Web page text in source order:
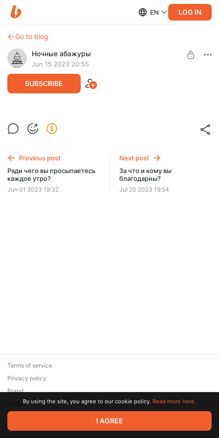
EN LOG IN
Go to blog
Ночные абажуры
Jun 15 2023 20:55
SUBSCRIBE
Каким вы видите своё будущее?
которые были отправлены через наш сайт.
SUBSCRIBE
Previous post
Ради чего вы просыпаетесь
каждое утро?
Jun 01 2023 19:32
Next post
За что и кому вы
благодарны?
Jul 20 2023 19:54
© 2026 Zaya Solutions Limited. All rights reserved. All trademarks
are the property of their respective owners.
Terms of service
Privacy policy
Brand
SupportBy using the site, you agree to our cookie policy. Read more here.
I AGREE